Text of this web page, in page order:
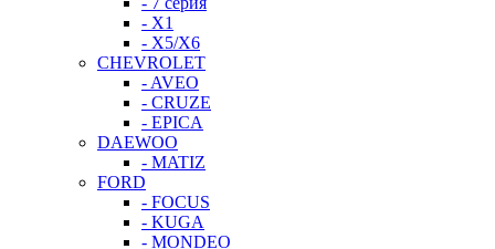
- X1
- X5/X6
CHEVROLET
- AVEO
- CRUZE
- EPICA
DAEWOO
- MATIZ
FORD
- FOCUS
- KUGA
- MONDEO